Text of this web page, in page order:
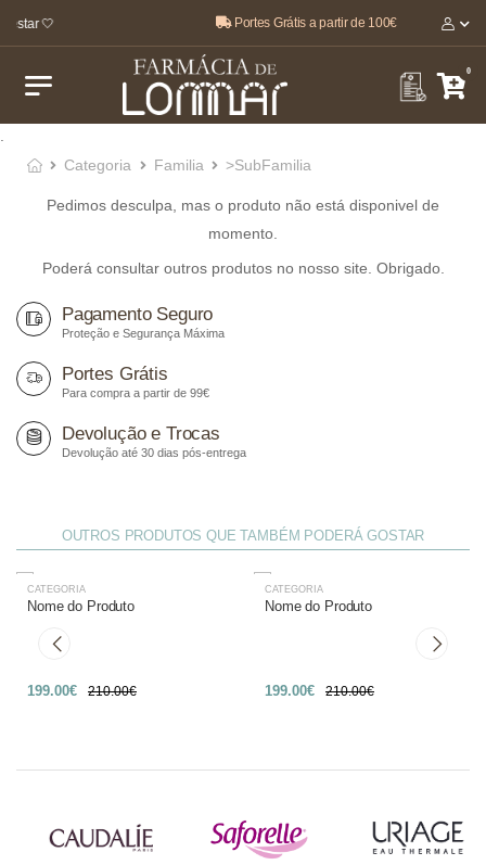
estar 🤍 Portes Grátis a partir de 100€
0
Categoria
Familia >SubFamilia
Pedimos desculpa, mas o produto não está disponivel de
momento.
Poderá consultar outros produtos no nosso site. Obrigado.
Pagamento Seguro
Proteção e Segurança Máxima
Portes Grátis
Para compra a partir de 99€
Devolução e Trocas
Devolução até 30 dias pós-entrega
OUTROS PRODUTOS QUE TAMBÉM PODERÁ GOSTAR
-27%
CATEGORIA
Nome do Produto
199.00€ 210.00€
-27%
CATEGORIA
Nome do Produto
199.00€ 210.00€